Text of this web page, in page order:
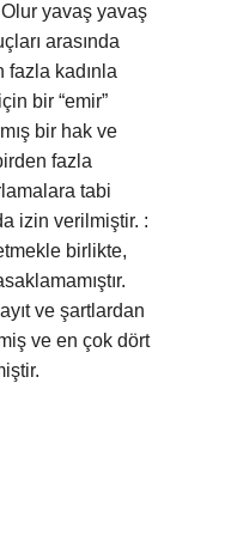
yavaş yavaş
arasında
fazla kadınla
bir “emir”
bir hak ve
fazla
tabi
izin verilmiştir. :
birlikte,
ve şartlardan
ve en çok dört